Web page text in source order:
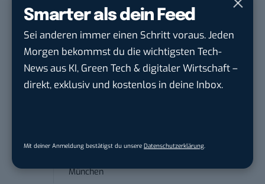
Smarter als dein Feed
Sei anderen immer einen Schritt voraus. Jeden
Morgen bekommst du die wichtigsten Tech-
News aus KI, Green Tech & digitaler Wirtschaft –
direkt, exklusiv und kostenlos in deine Inbox.
Mit deiner Anmeldung bestätigst du unsere Datenschutzerklärung.
touristische...
trendtours Holding GmbH Eschborn
Sales-Manager (m/w/d) Online-
Marketing
Endpoint Security Engineer – OT (f/m/x)
München